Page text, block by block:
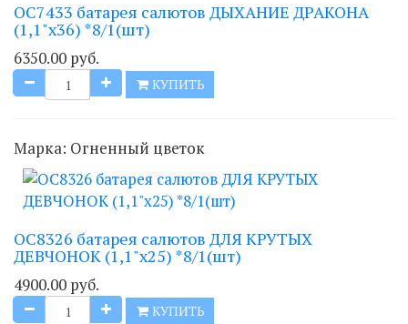
ОС7433 батарея салютов ДЫХАНИЕ ДРАКОНА
(1,1"х36) *8/1(шт)
6350.00 руб.
КУПИТЬ
Марка: Огненный цветок
ОС8326 батарея салютов ДЛЯ КРУТЫХ
ДЕВЧОНОК (1,1"х25) *8/1(шт)
4900.00 руб.
КУПИТЬ